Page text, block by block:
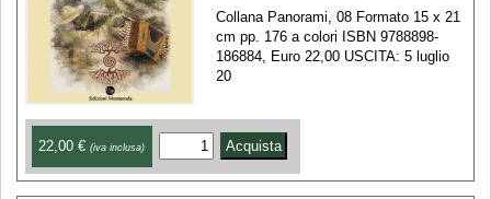
Collana Panorami, 08 Formato 15 x 21
cm pp. 176 a colori ISBN 9788898-
186884, Euro 22,00 USCITA: 5 luglio
20
22,00 € (iva inclusa)